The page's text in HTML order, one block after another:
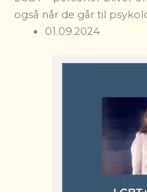
også når de går til
01.09.2024